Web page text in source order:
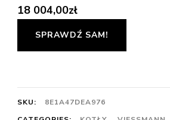
18 004,00zł
SPRAWDŹ SAM!
SKU:
8E1A47DEA976